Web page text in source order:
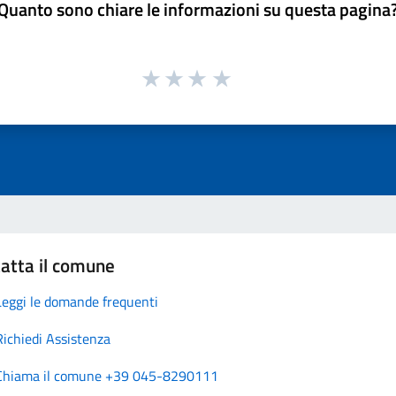
sono chiare le informazioni su questa
il comune
le domande frequenti
Assistenza
il comune +39 045-8290111